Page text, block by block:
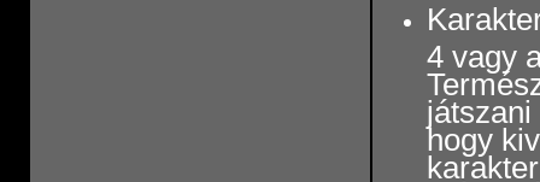
4 vagy
játszani
hogy